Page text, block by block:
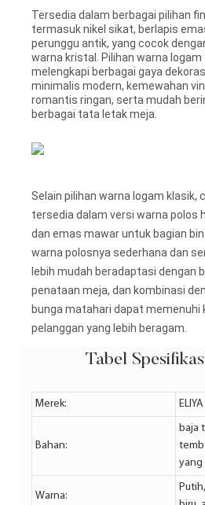
Tersedia dalam berbagai pilihan
termasuk nikel sikat, berlapis
perunggu antik, yang cocok
warna kristal. Pilihan warna logam
melengkapi berbagai gaya
minimalis modern, kemewahan
romantis ringan, serta mudah
berbagai tata letak meja.
Selain pilihan warna logam klasik,
tersedia dalam versi warna polos
dan emas mawar untuk bagian
warna polosnya sederhana dan
lebih mudah beradaptasi dengan
penataan meja, dan kombinasi
bunga matahari dapat memenuhi
pelanggan yang lebih beragam.
Tabel
Merek: ELIYA
Bahan:
baja
yang
Warna: